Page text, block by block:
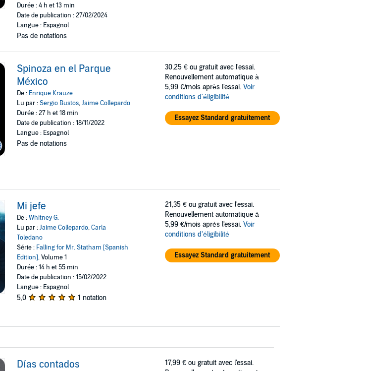
Durée : 4 h et 13 min
Date de publication : 27/02/2024
Langue : Espagnol
Pas de notations
Spinoza en el Parque
México
De : Enrique Krauze
Lu par :Sergio Bustos,Jaime Collepardo
Durée : 27 h et 18 min
Date de publication : 18/11/2022
Langue : Espagnol
Pas de notations
30,25 € ou gratuit avec l'essai.
Renouvellement automatique à
5,99 €/mois après l'essai. Voir
conditions d'éligibilité
Essayez Standard gratuitement
Mi jefe
De :Whitney G.
Lu par :Jaime Collepardo,Carla
Toledano
Série : Falling for Mr. Statham [Spanish
Edition], Volume 1
Durée : 14 h et 55 min
Date de publication : 15/02/2022
Langue : Espagnol
5,0 1 notation
21,35 € ou gratuit avec l'essai.
Renouvellement automatique à
5,99 €/mois après l'essai. Voir
conditions d'éligibilité
Essayez Standard gratuitement
Días contados 17,99 € ou gratuit avec l'essai.